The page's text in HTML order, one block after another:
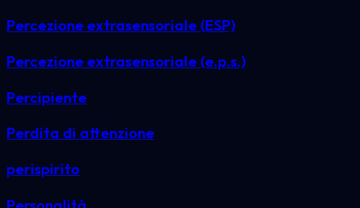
Percezione extrasensoriale (ESP)
Percezione extrasensoriale (e.p.s.)
Percipiente
Perdita di attenzione
perispirito